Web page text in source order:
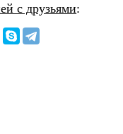
с друзьями: